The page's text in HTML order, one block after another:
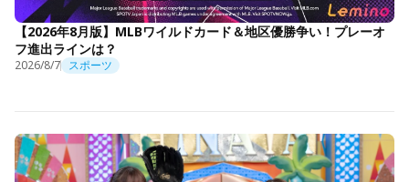
【2026年8月版】MLBワイルドカード＆地区優勝争い！プレーオ
フ進出ラインは？
2026/8/7 スポーツ